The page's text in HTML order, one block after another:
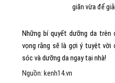
giãn vừa để
Những bí quyết dưỡng da
vọng rằng sẽ là gợi ý tuyệt vời
sóc và dưỡng da ngay tại nhà!
Nguồn: kenh14.vn